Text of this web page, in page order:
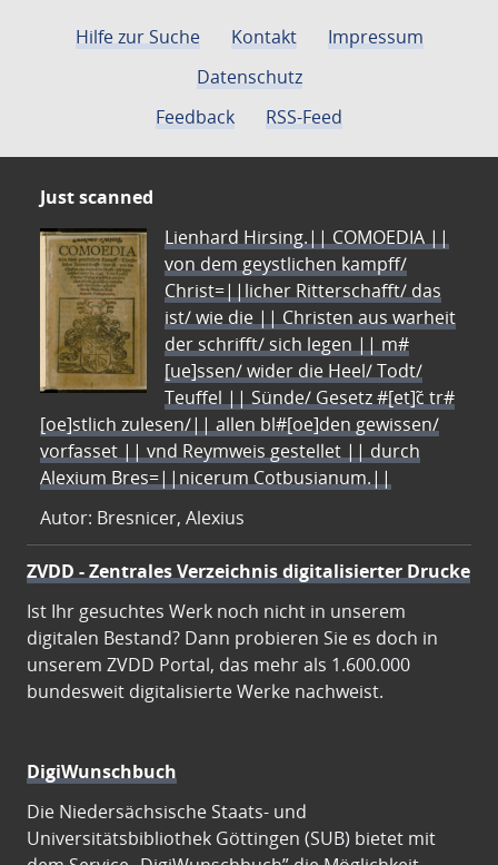
Hilfe zur Suche Kontakt
Impressum
Datenschutz
Feedback
RSS-Feed
Just scanned
Lienhard Hirsing.|| COMOEDIA ||
von dem geystlichen kampff/
Christ=||licher Ritterschafft/ das
ist/ wie die || Christen aus warheit
der schrifft/ sich legen || m#
[ue]ssen/ wider die Heel/ Todt/
Teuffel || Sünde/ Gesetz #[et]c̃ tr#
[oe]stlich zulesen/|| allen bl#[oe]den gewissen/
vorfasset || vnd Reymweis gestellet || durch
Alexium Bres=||nicerum Cotbusianum.||
Autor: Bresnicer, Alexius
ZVDD - Zentrales Verzeichnis digitalisierter Drucke
Ist Ihr gesuchtes Werk noch nicht in unserem
digitalen Bestand? Dann probieren Sie es doch in
unserem ZVDD Portal, das mehr als 1.600.000
bundesweit digitalisierte Werke nachweist.
DigiWunschbuch
Die Niedersächsische Staats- und
Universitätsbibliothek Göttingen (SUB) bietet mit